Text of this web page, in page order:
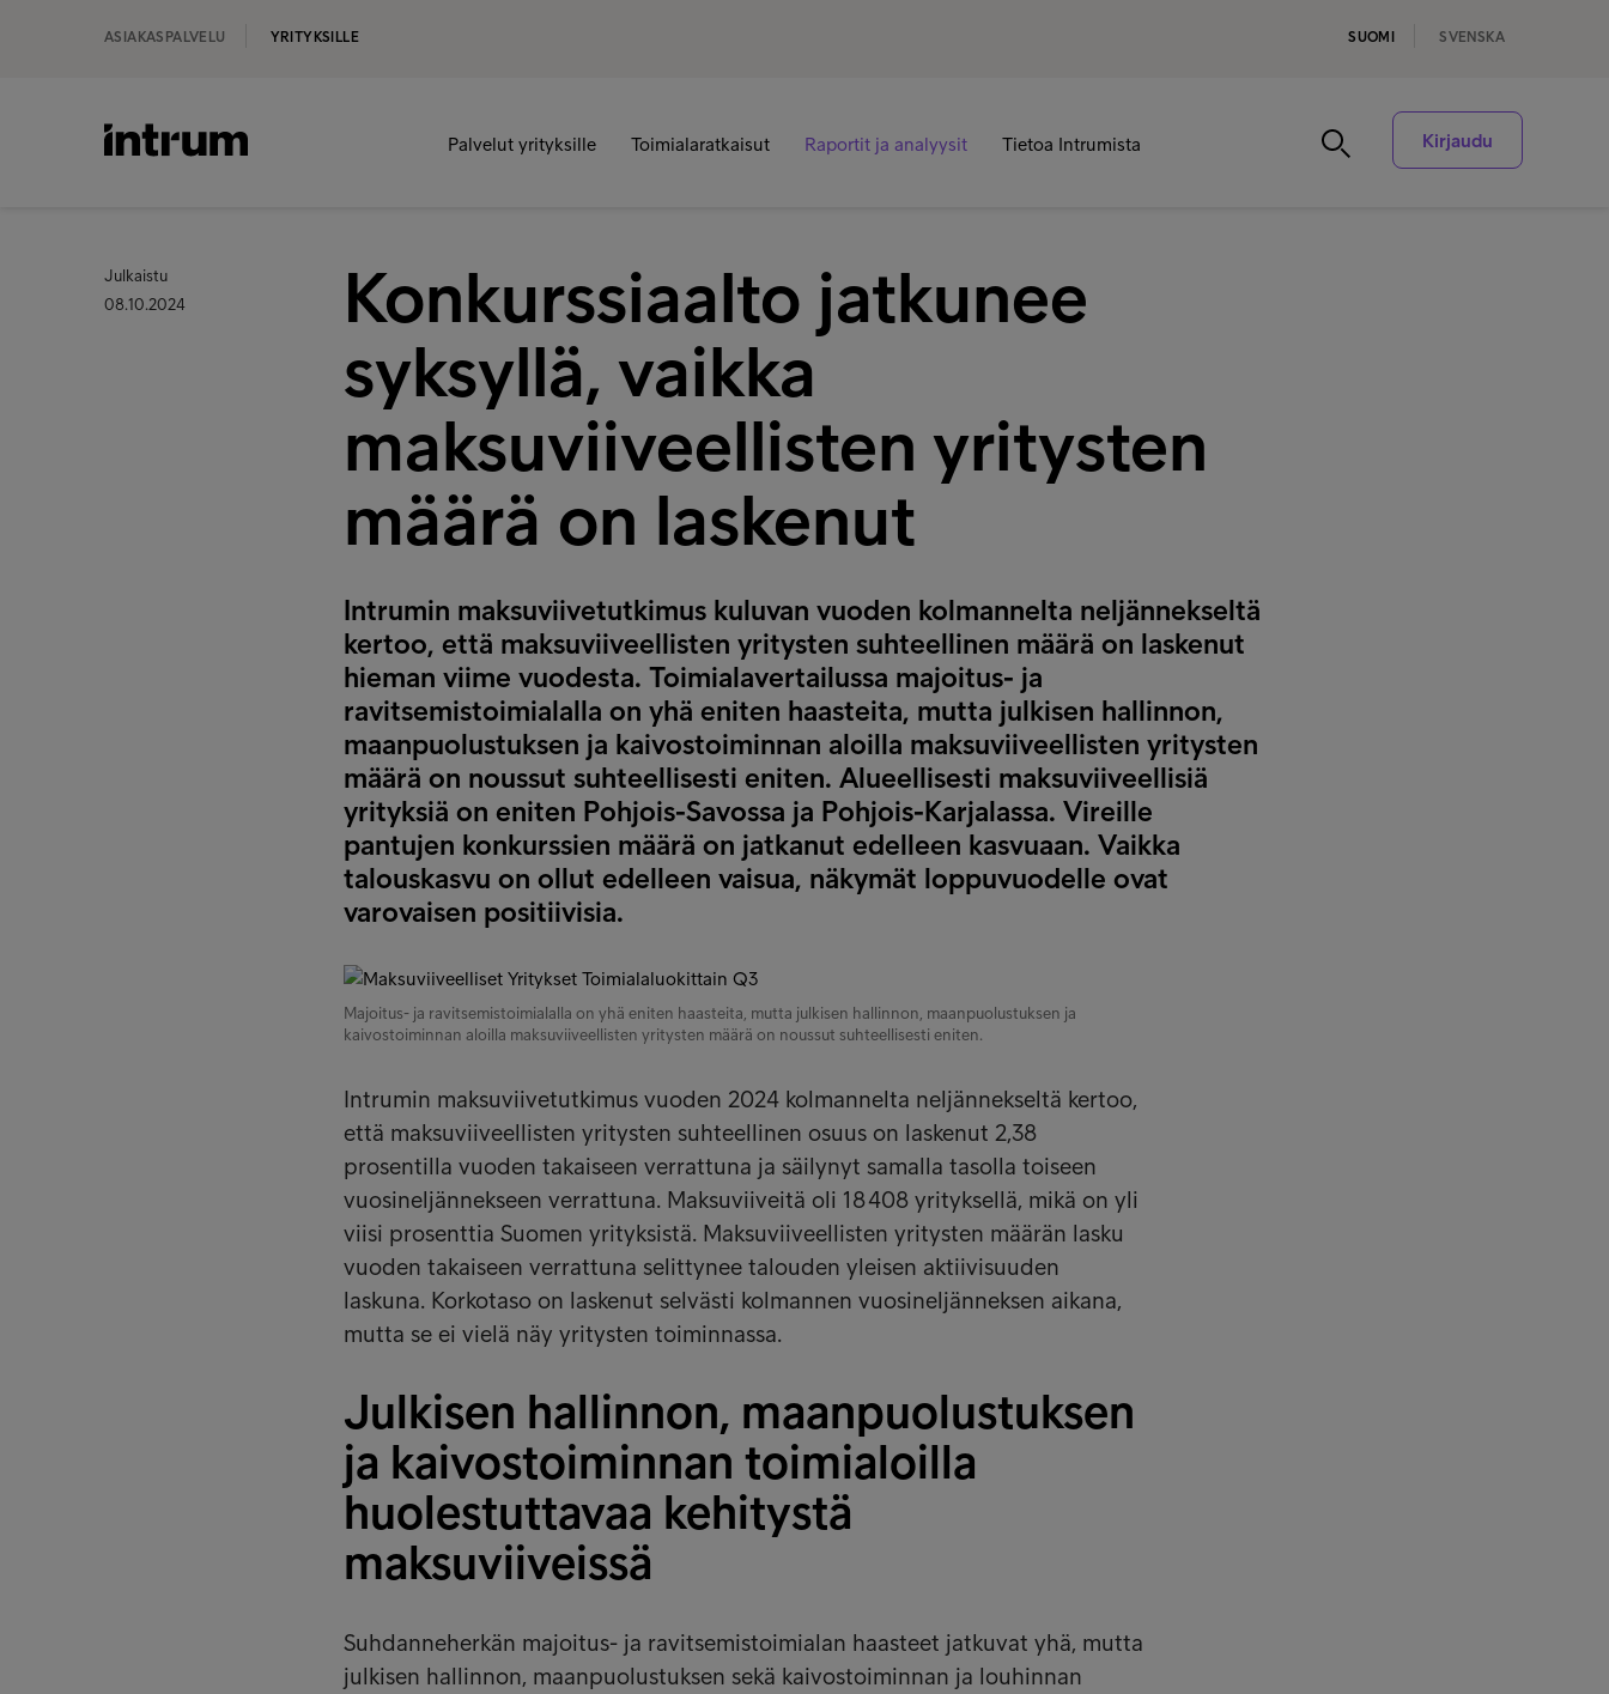
ASIAKASPALVELU YRITYKSILLE SUOMI SVENSKA
Palvelut yrityksille Toimialaratkaisut Raportit ja analyysit Tietoa Intrumista Kirjaudu
Julkaistu
08.10.2024
Konkurssiaalto jatkunee
syksyllä, vaikka
maksuviiveellisten yritysten
määrä on laskenut
Intrumin maksuviivetutkimus kuluvan vuoden kolmannelta neljännekseltä
kertoo, että maksuviiveellisten yritysten suhteellinen määrä on laskenut
hieman viime vuodesta. Toimialavertailussa majoitus- ja
ravitsemistoimialalla on yhä eniten haasteita, mutta julkisen hallinnon,
maanpuolustuksen ja kaivostoiminnan aloilla maksuviiveellisten yritysten
määrä on noussut suhteellisesti eniten. Alueellisesti maksuviiveellisiä
yrityksiä on eniten Pohjois-Savossa ja Pohjois-Karjalassa. Vireille
pantujen konkurssien määrä on jatkanut edelleen kasvuaan. Vaikka
talouskasvu on ollut edelleen vaisua, näkymät loppuvuodelle ovat
varovaisen positiivisia.
Majoitus- ja ravitsemistoimialalla on yhä eniten haasteita, mutta julkisen hallinnon, maanpuolustuksen ja
kaivostoiminnan aloilla maksuviiveellisten yritysten määrä on noussut suhteellisesti eniten.
Intrumin maksuviivetutkimus vuoden 2024 kolmannelta neljännekseltä kertoo,
että maksuviiveellisten yritysten suhteellinen osuus on laskenut 2,38
prosentilla vuoden takaiseen verrattuna ja säilynyt samalla tasolla toiseen
vuosineljännekseen verrattuna. Maksuviiveitä oli 18 408 yrityksellä, mikä on yli
viisi prosenttia Suomen yrityksistä. Maksuviiveellisten yritysten määrän lasku
vuoden takaiseen verrattuna selittynee talouden yleisen aktiivisuuden
laskuna. Korkotaso on laskenut selvästi kolmannen vuosineljänneksen aikana,
mutta se ei vielä näy yritysten toiminnassa.
Julkisen hallinnon, maanpuolustuksen
ja kaivostoiminnan toimialoilla
huolestuttavaa kehitystä
maksuviiveissä
Suhdanneherkän majoitus- ja ravitsemistoimialan haasteet jatkuvat yhä, mutta
julkisen hallinnon, maanpuolustuksen sekä kaivostoiminnan ja louhinnan